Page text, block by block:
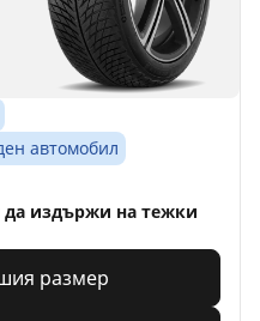
автомобил
да издържи на тежки
размер